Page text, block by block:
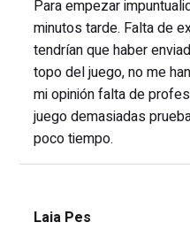
Para empezar
minutos tarde. Falta de
tendrían que haber
topo del juego, no me
mi opinión falta de
juego demasiadas
poco tiempo.
Laia Pes